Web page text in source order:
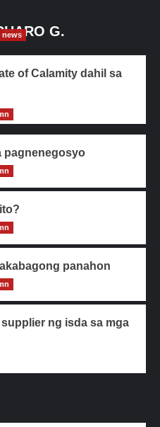
G.
news
of Calamity dahil sa
pagnenegosyo
panahon
ng isda sa mga